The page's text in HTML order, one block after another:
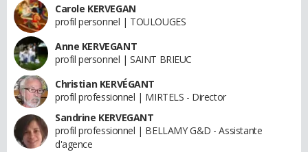
Carole KERVEGAN
profil personnel | TOULOUGES
Anne KERVEGANT
profil personnel | SAINT BRIEUC
Christian KERVÉGANT
profil professionnel | MIRTELS - Director
Sandrine KERVEGANT
profil professionnel | BELLAMY G&D - Assistante
d'agence